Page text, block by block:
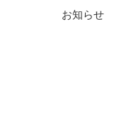
お知らせ